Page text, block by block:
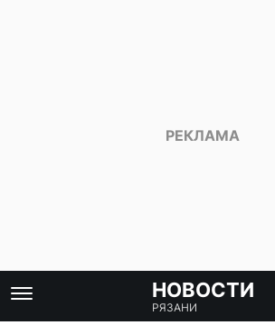
НОВОСТИ
РЯЗАНИ